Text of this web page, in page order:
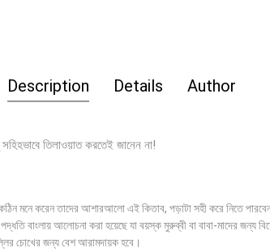
Description Details Author
তিলাওয়াত করতেই জানেন না!
মনে করেন তাদের আশারআলো এই কিতাব, পড়াটা সহী করে নিতে
বাংলায় আলোচনা করা হয়েছে যা বয়স্ক মুরুব্বী বা বাবা-মাদের জন্য
চোখের জন্য বেশ আরামদায়ক হবে।